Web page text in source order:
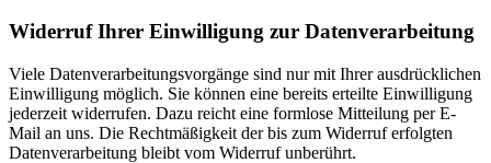
Widerruf Ihrer Einwilligung zur Datenverarbeitung
Viele Datenverarbeitungsvorgänge sind nur mit Ihrer ausdrücklichen
Einwilligung möglich. Sie können eine bereits erteilte Einwilligung
jederzeit widerrufen. Dazu reicht eine formlose Mitteilung per E-
Mail an uns. Die Rechtmäßigkeit der bis zum Widerruf erfolgten
Datenverarbeitung bleibt vom Widerruf unberührt.